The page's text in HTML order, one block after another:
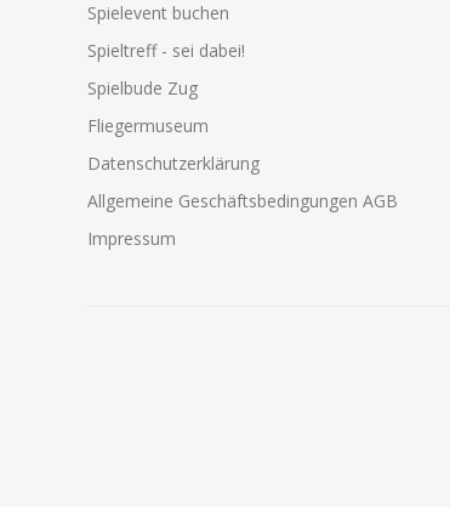
Spielevent buchen
Spieltreff - sei dabei!
Spielbude Zug
Fliegermuseum
Datenschutzerklärung
Allgemeine Geschäftsbedingungen AGB
Impressum